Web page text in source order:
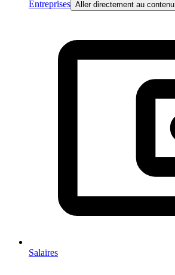
Entreprises Aller directement au contenu
Salaires